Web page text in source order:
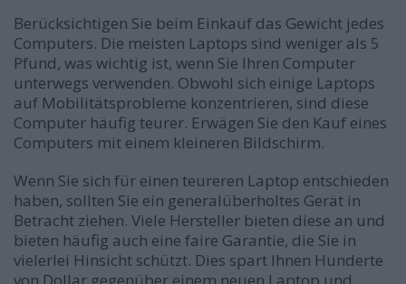
Berücksichtigen Sie beim Einkauf das Gewicht jedes
Computers. Die meisten Laptops sind weniger als 5
Pfund, was wichtig ist, wenn Sie Ihren Computer
unterwegs verwenden. Obwohl sich einige Laptops
auf Mobilitätsprobleme konzentrieren, sind diese
Computer häufig teurer. Erwägen Sie den Kauf eines
Computers mit einem kleineren Bildschirm.
Wenn Sie sich für einen teureren Laptop entschieden
haben, sollten Sie ein generalüberholtes Gerät in
Betracht ziehen. Viele Hersteller bieten diese an und
bieten häufig auch eine faire Garantie, die Sie in
vielerlei Hinsicht schützt. Dies spart Ihnen Hunderte